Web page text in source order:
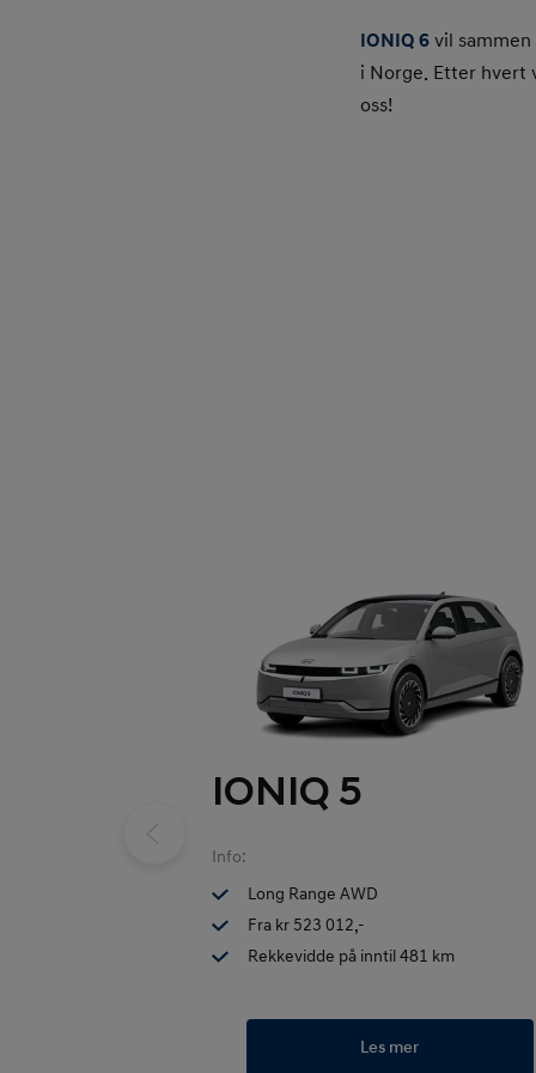
IONIQ 6 vil
i Norge. Etter hvert
oss!
IONIQ 5
Info:
Long Range AWD
Fra kr 523 012,-
Rekkevidde på inntil 481 km
Les mer